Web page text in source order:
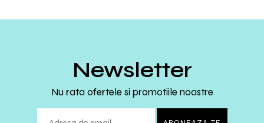
Newsletter
Nu rata ofertele si promotiile noastre